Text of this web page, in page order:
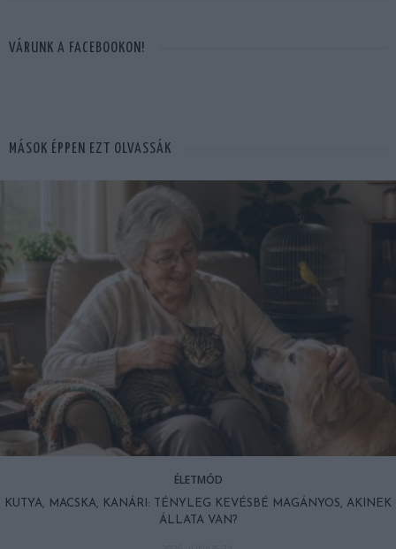
VÁRUNK A FACEBOOKON!
MÁSOK ÉPPEN EZT OLVASSÁK
ÉLETMÓD
KUTYA, MACSKA, KANÁRI: TÉNYLEG KEVÉSBÉ MAGÁNYOS, AKINEK
ÁLLATA VAN?